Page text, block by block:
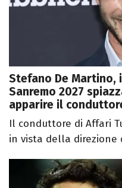
Stefano De Martino,
Sanremo 2027
apparire il
Il conduttore di Affari
in vista della direzione